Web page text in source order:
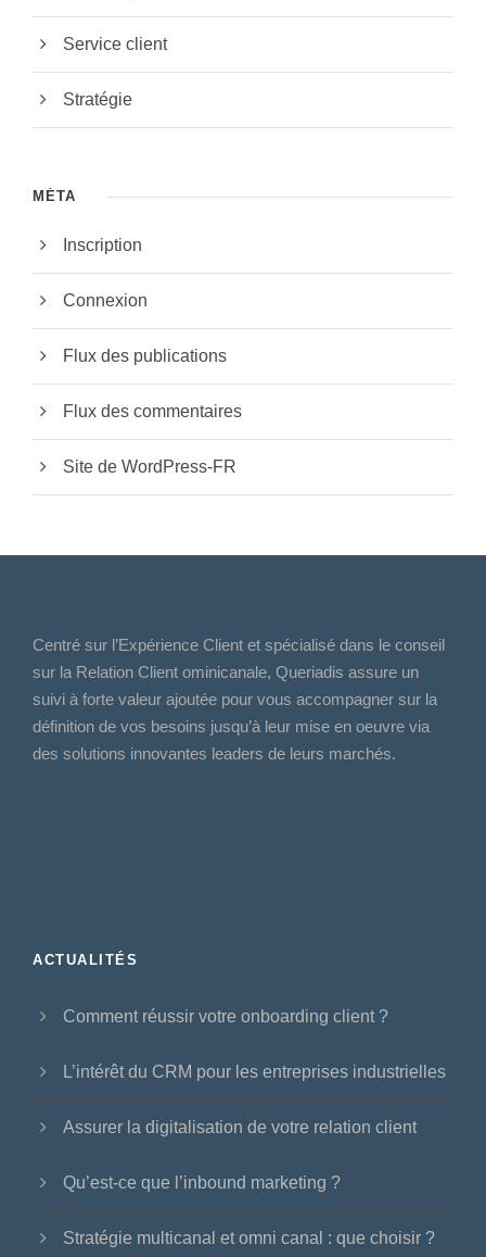
Service client
Stratégie
MÉTA
Inscription
Connexion
Flux des publications
Flux des commentaires
Site de WordPress-FR
Centré sur l’Expérience Client et spécialisé dans le conseil
sur la Relation Client ominicanale, Queriadis assure un
suivi à forte valeur ajoutée pour vous accompagner sur la
définition de vos besoins jusqu’à leur mise en oeuvre via
des solutions innovantes leaders de leurs marchés.
ACTUALITÉS
Comment réussir votre onboarding client ?
L’intérêt du CRM pour les entreprises industrielles
Assurer la digitalisation de votre relation client
Qu’est-ce que l’inbound marketing ?
Stratégie multicanal et omni canal : que choisir ?